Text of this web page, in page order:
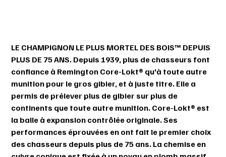
LE CHAMPIGNON LE PLUS MORTEL DES BOIS™ DEPUIS
PLUS DE 75 ANS. Depuis 1939, plus de chasseurs font
confiance à Remington Core-Lokt® qu'à toute autre
munition pour le gros gibier, et à juste titre. Elle a
permis de prélever plus de gibier sur plus de
continents que toute autre munition. Core-Lokt® est
la balle à expansion contrôlée originale. Ses
performances éprouvées en ont fait le premier choix
des chasseurs depuis plus de 75 ans. La chemise en